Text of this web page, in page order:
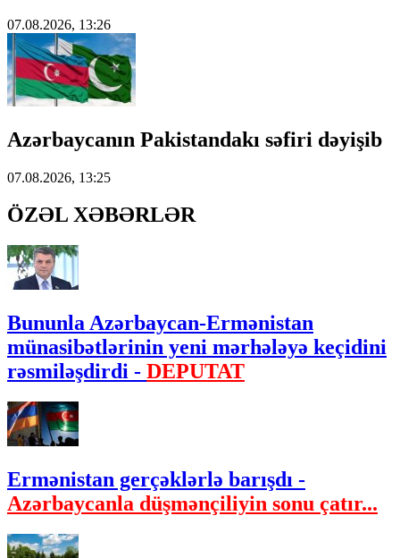
07.08.2026, 13:26
Azərbaycanın Pakistandakı səfiri dəyişib
07.08.2026, 13:25
ÖZƏL XƏBƏRLƏR
Bununla Azərbaycan-Ermənistan
münasibətlərinin yeni mərhələyə keçidini
rəsmiləşdirdi - DEPUTAT
Ermənistan gerçəklərlə barışdı -
Azərbaycanla düşmənçiliyin sonu çatır...